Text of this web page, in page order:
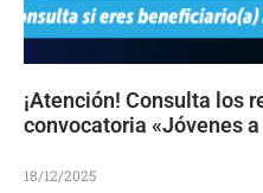
¡Atención! Consulta los
convocatoria «Jóvenes a
18/12/2025